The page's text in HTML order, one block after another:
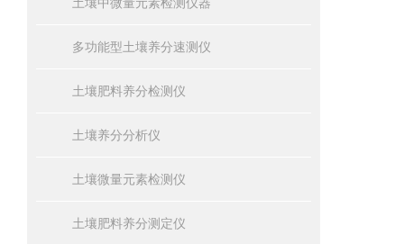
多功能型土壤养分速测仪
土壤肥料养分检测仪
土壤养分分析仪
土壤微量元素检测仪
土壤肥料养分测定仪